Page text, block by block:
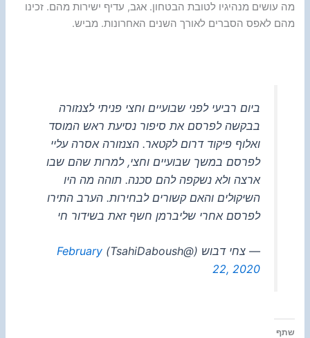
מה עושים מנהיגיו לטובת הבטחון. אגב, עדיף ישירות מהם. זכינו
מהם לאפס הסברים לאורך השנים האחרונות. מביש.
ביום רביעי לפני שבועיים וחצי פניתי לצנזורה
בבקשה לפרסם את סיפור נסיעת ראש המוסד
ואלוף פיקוד דרום לקטאר. הצנזורה אסרה עליי
לפרסם במשך שבועיים וחצי, למרות שהם שבו
ארצה ולא נשקפה להם סכנה. תוהה מה היו
השיקולים והאם קשורים לבחירות. הערב התירו
לפרסם אחרי שליברמן חשף זאת בשידור חי
— צחי דבוש (@TsahiDaboush)
February
22, 2020
שתף